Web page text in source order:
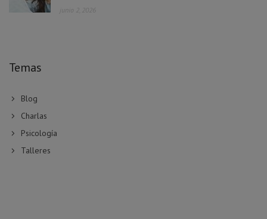
junio 2, 2026
Temas
Blog
Charlas
Psicología
Talleres